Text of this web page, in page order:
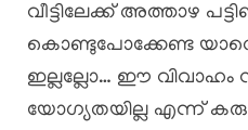
വീട്ടിലേക്ക് അത്താഴ
കൊണ്ടുപോക്കേണ്ട
ഇല്ലല്ലോ… ഈ വിവാഹം
യോഗ്യതയില്ല എന്ന്